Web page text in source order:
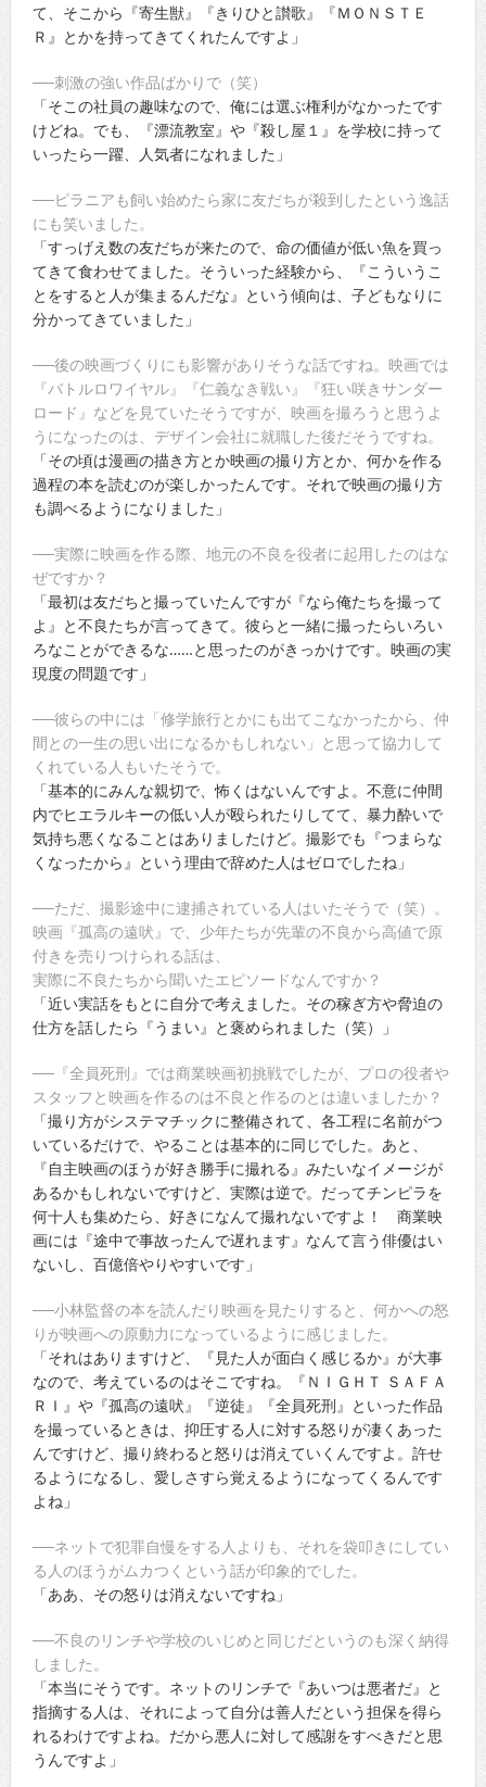
て、そこから『寄生獣』『きりひと讃歌』『ＭＯＮＳＴＥ
Ｒ』とかを持ってきてくれたんですよ」
──刺激の強い作品ばかりで（笑）
「そこの社員の趣味なので、俺には選ぶ権利がなかったです
けどね。でも、『漂流教室』や『殺し屋１』を学校に持って
いったら一躍、人気者になれました」
──ピラニアも飼い始めたら家に友だちが殺到したという逸話
にも笑いました。
「すっげえ数の友だちが来たので、命の価値が低い魚を買っ
てきて食わせてました。そういった経験から、『こういうこ
とをすると人が集まるんだな』という傾向は、子どもなりに
分かってきていました」
──後の映画づくりにも影響がありそうな話ですね。映画では
『バトルロワイヤル』『仁義なき戦い』『狂い咲きサンダー
ロード』などを見ていたそうですが、映画を撮ろうと思うよ
うになったのは、デザイン会社に就職した後だそうですね。
「その頃は漫画の描き方とか映画の撮り方とか、何かを作る
過程の本を読むのが楽しかったんです。それで映画の撮り方
も調べるようになりました」
──実際に映画を作る際、地元の不良を役者に起用したのはな
ぜですか？
「最初は友だちと撮っていたんですが『なら俺たちを撮って
よ』と不良たちが言ってきて。彼らと一緒に撮ったらいろい
ろなことができるな……と思ったのがきっかけです。映画の実
現度の問題です」
──彼らの中には「修学旅行とかにも出てこなかったから、仲
間との一生の思い出になるかもしれない」と思って協力して
くれている人もいたそうで。
「基本的にみんな親切で、怖くはないんですよ。不意に仲間
内でヒエラルキーの低い人が殴られたりしてて、暴力酔いで
気持ち悪くなることはありましたけど。撮影でも『つまらな
くなったから』という理由で辞めた人はゼロでしたね」
──ただ、撮影途中に逮捕されている人はいたそうで（笑）。
映画『孤高の遠吠』で、少年たちが先輩の不良から高値で原
付きを売りつけられる話は、
実際に不良たちから聞いたエピソードなんですか？
「近い実話をもとに自分で考えました。その稼ぎ方や脅迫の
仕方を話したら『うまい』と褒められました（笑）」
──『全員死刑』では商業映画初挑戦でしたが、プロの役者や
スタッフと映画を作るのは不良と作るのとは違いましたか？
「撮り方がシステマチックに整備されて、各工程に名前がつ
いているだけで、やることは基本的に同じでした。あと、
『自主映画のほうが好き勝手に撮れる』みたいなイメージが
あるかもしれないですけど、実際は逆で。だってチンピラを
何十人も集めたら、好きになんて撮れないですよ！ 商業映
画には『途中で事故ったんで遅れます』なんて言う俳優はい
ないし、百億倍やりやすいです」
──小林監督の本を読んだり映画を見たりすると、何かへの怒
りが映画への原動力になっているように感じました。
「それはありますけど、『見た人が面白く感じるか』が大事
なので、考えているのはそこですね。『ＮＩＧＨＴ ＳＡＦＡ
ＲＩ』や『孤高の遠吠』『逆徒』『全員死刑』といった作品
を撮っているときは、抑圧する人に対する怒りが凄くあった
んですけど、撮り終わると怒りは消えていくんですよ。許せ
るようになるし、愛しさすら覚えるようになってくるんです
よね」
──ネットで犯罪自慢をする人よりも、それを袋叩きにしてい
る人のほうがムカつくという話が印象的でした。
「ああ、その怒りは消えないですね」
──不良のリンチや学校のいじめと同じだというのも深く納得
しました。
「本当にそうです。ネットのリンチで『あいつは悪者だ』と
指摘する人は、それによって自分は善人だという担保を得ら
れるわけですよね。だから悪人に対して感謝をすべきだと思
うんですよ」